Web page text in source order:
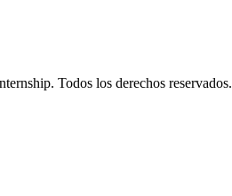
Todos los derechos reservados.